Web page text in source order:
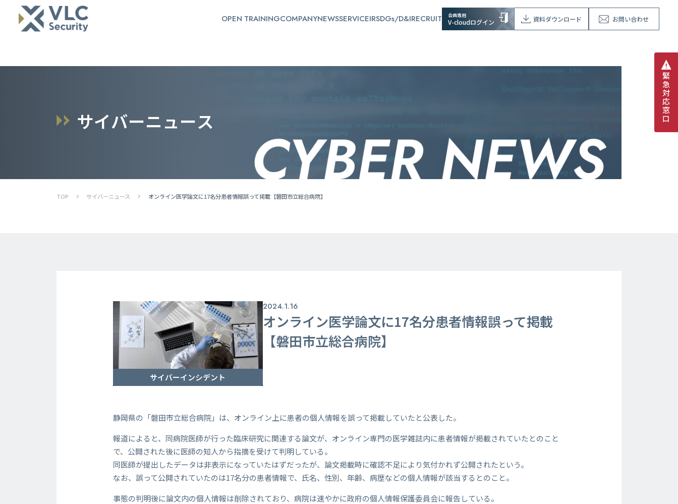
OPEN TRAININGCOMPANYNEWSSERVICEIRSDGs/D&IRECRUIT 会員専用
V-cloudログイン 資料ダウンロード お問い合わせ
緊
急
対
応
窓
口
サイバーニュース
TOP サイバーニュース オンライン医学論文に17名分患者情報誤って掲載【磐田市立総合病院】
サイバーインシデント
2024.1.16
オンライン医学論文に17名分患者情報誤って掲載
【磐田市立総合病院】
静岡県の「磐田市立総合病院」は、オンライン上に患者の個人情報を誤って掲載していたと公表した。
報道によると、同病院医師が行った臨床研究に関連する論文が、オンライン専門の医学雑誌内に患者情報が掲載されていたとのこと
で、公開された後に医師の知人から指摘を受けて判明している。
同医師が提出したデータは非表示になっていたはずだったが、論文掲載時に確認不足により気付かれず公開されたという。
なお、誤って公開されていたのは17名分の患者情報で、氏名、性別、年齢、病歴などの個人情報が該当するとのこと。
事態の判明後に論文内の個人情報は削除されており、病院は速やかに政府の個人情報保護委員会に報告している。